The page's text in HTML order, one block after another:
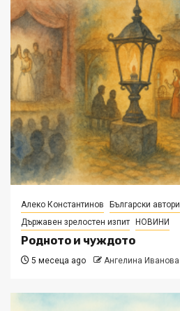
Алеко Константинов Български автори
Държавен зрелостен изпит
НОВИНИ
Родното и чуждото
5 месеца ago Ангелина Иванова